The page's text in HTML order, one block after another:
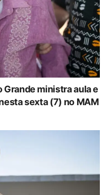
ministra aula e
sexta (7) no MAM